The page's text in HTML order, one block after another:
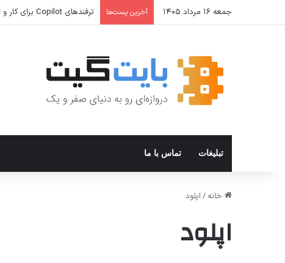
جمعه ۱۶ مرداد ۱۴۰۵ آخرین پست‌ها ترفندهای Copilot برای کار و افزایش بهره‌وری
تبلیغات تماس با ما
خانه / اپلود
اپلود